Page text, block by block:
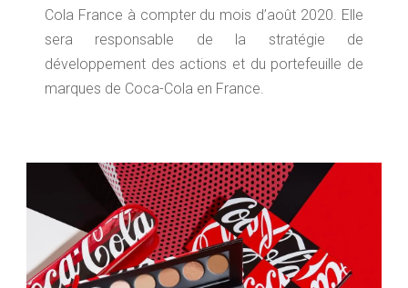
Cola France à compter du mois d’août 2020. Elle
sera responsable de la stratégie de
développement des actions et du portefeuille de
marques de Coca-Cola en France.